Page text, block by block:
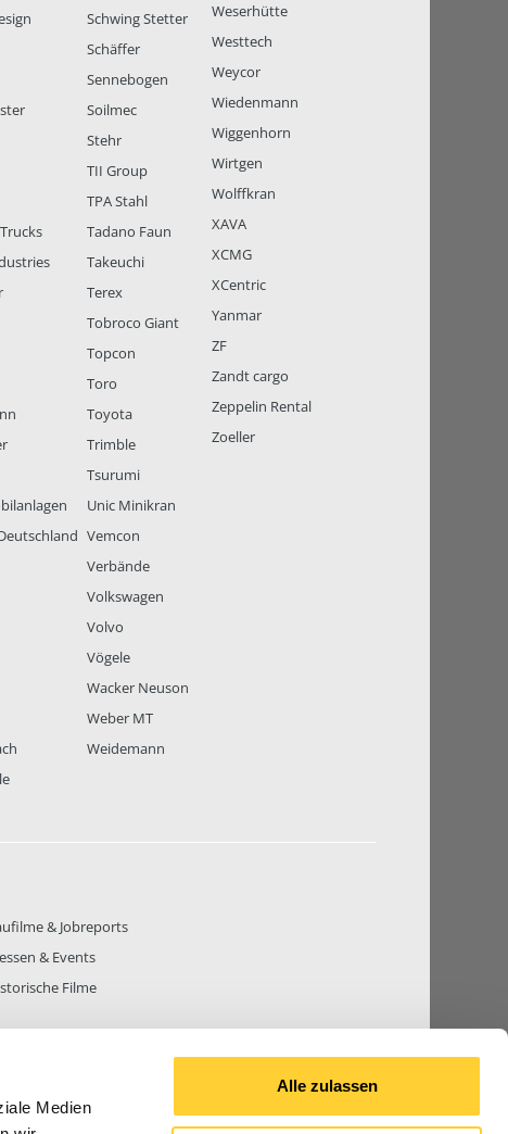
Medien
Alle zulassen
Schwing Stetter
Schäffer
Sennebogen
Soilmec
Stehr
TII Group
TPA Stahl
Tadano Faun
Takeuchi
Terex
Tobroco Giant
Topcon
Toro
Toyota
Trimble
Tsurumi
Unic Minikran
Vemcon
Verbände
Volkswagen
Volvo
Vögele
Wacker Neuson
Weber MT
Weidemann
Weserhütte
Westtech
Weycor
Wiedenmann
Wiggenhorn
Wirtgen
Wolffkran
XAVA
XCMG
XCentric
Yanmar
ZF
Zandt cargo
Zeppelin Rental
Zoeller
& Jobreports
& Events
Filme
THEMEN BEITRÄGE GESAMT842.660